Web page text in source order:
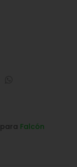
para Falcón